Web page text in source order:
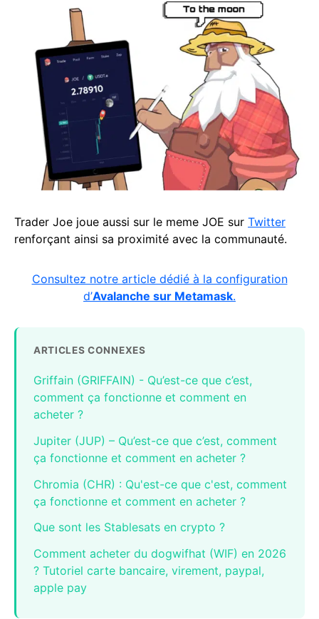
Trader Joe joue aussi sur le meme JOE sur Twitter
renforçant ainsi sa proximité avec la communauté.
Consultez notre article dédié à la configuration
d’Avalanche sur Metamask.
ARTICLES CONNEXES
Griffain (GRIFFAIN) - Qu’est-ce que c’est,
comment ça fonctionne et comment en
acheter ?
Jupiter (JUP) – Qu’est-ce que c’est, comment
ça fonctionne et comment en acheter ?
Chromia (CHR) : Qu'est-ce que c'est, comment
ça fonctionne et comment en acheter ?
Que sont les Stablesats en crypto ?
Comment acheter du dogwifhat (WIF) en 2026
? Tutoriel carte bancaire, virement, paypal,
apple pay